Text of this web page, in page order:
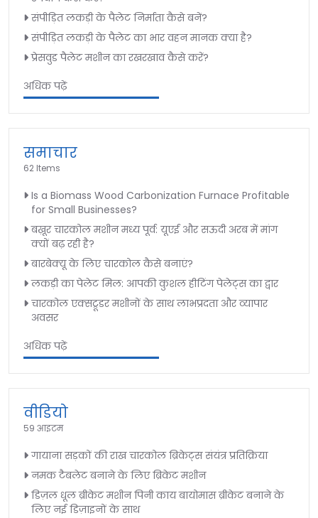
संपीड़ित लकड़ी के पैलेट निर्माता कैसे बनें?
संपीड़ित लकड़ी के पैलेट का भार वहन मानक क्या है?
प्रेसवुड पैलेट मशीन का रखरखाव कैसे करें?
अधिक पढ़ें
समाचार
62 Items
Is a Biomass Wood Carbonization Furnace Profitable
for Small Businesses?
बख़ूर चारकोल मशीन मध्य पूर्व: यूएई और सऊदी अरब में मांग
क्यों बढ़ रही है?
बारबेक्यू के लिए चारकोल कैसे बनाएं?
लकड़ी का पेलेट मिल: आपकी कुशल हीटिंग पेलेट्स का द्वार
चारकोल एक्सट्रूडर मशीनों के साथ लाभप्रदता और व्यापार
अवसर
अधिक पढ़ें
वीडियो
59 आइटम
गायाना सड़कों की राख चारकोल ब्रिकेट्स संयंत्र प्रतिक्रिया
नमक टैबलेट बनाने के लिए ब्रिकेट मशीन
डिज़ल धूल ब्रीकेट मशीन पिनी काय बायोमास ब्रीकेट बनाने के
लिए नई डिज़ाइनों के साथ